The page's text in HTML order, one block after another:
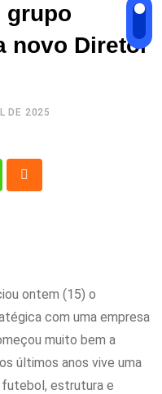
grupo
novo Diretor
DE 2025
ontem (15) o
com uma empresa
muito bem a
últimos anos vive uma
estrutura e